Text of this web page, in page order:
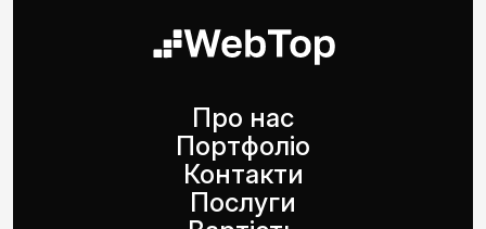
Про нас
Портфоліо
Контакти
Послуги